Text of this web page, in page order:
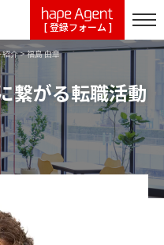
[ 登録フォーム ]
紹介>福島 由章
繋がる転職活動